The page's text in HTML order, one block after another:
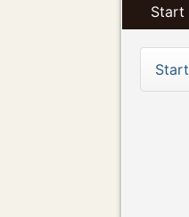
Start
Start